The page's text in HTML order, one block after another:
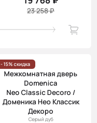
23 258 ₽
- 15% скидка
Межкомнатная дверь
Domenica
Neo Classic Decoro /
Доменика Нео Классик
Декоро
Серый дуб